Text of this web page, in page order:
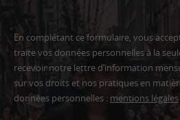
En complétant ce formulaire, vous
traite vos données personnelles à la
recevoir notre lettre d’information
sur vos droits et nos pratiques en
données personnelles : mentions légales
Adresse